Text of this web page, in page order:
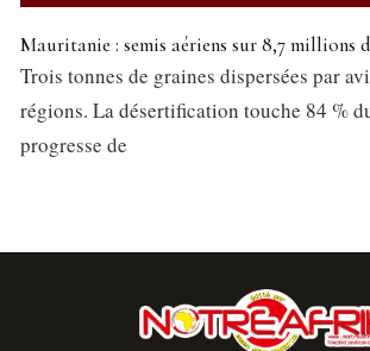
Mauritanie : semis aériens sur 8,7 millions
Trois tonnes de graines dispersées par
régions. La désertification touche 84 %
progresse de